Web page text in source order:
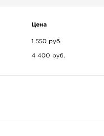
Цена
1 550 руб.
4 400 руб.